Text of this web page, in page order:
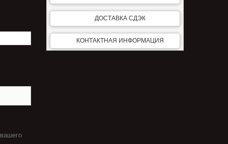
ДОСТАВКА СДЭК
КОНТАКТНАЯ ИНФОРМАЦИЯ